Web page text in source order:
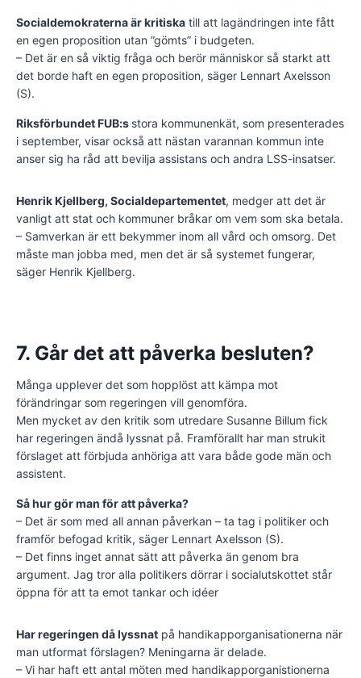
Socialdemokraterna är kritiska till att lagändringen inte fått
en egen proposition utan ”gömts” i budgeten.
– Det är en så viktig fråga och berör människor så starkt att
det borde haft en egen proposition, säger Lennart Axelsson
(S).
Riksförbundet FUB:s stora kommunenkät, som presenterades
i september, visar också att nästan varannan kommun inte
anser sig ha råd att bevilja assistans och andra LSS-insatser.
Henrik Kjellberg, Socialdepartementet, medger att det är
vanligt att stat och kommuner bråkar om vem som ska betala.
– Samverkan är ett bekymmer inom all vård och omsorg. Det
måste man jobba med, men det är så systemet fungerar,
säger Henrik Kjellberg.
7. Går det att påverka besluten?
Många upplever det som hopplöst att kämpa mot
förändringar som regeringen vill genomföra.
Men mycket av den kritik som utredare Susanne Billum fick
har regeringen ändå lyssnat på. Framförallt har man strukit
förslaget att förbjuda anhöriga att vara både gode män och
assistent.
Så hur gör man för att påverka?
– Det är som med all annan påverkan – ta tag i politiker och
framför befogad kritik, säger Lennart Axelsson (S).
– Det finns inget annat sätt att påverka än genom bra
argument. Jag tror alla politikers dörrar i socialutskottet står
öppna för att ta emot tankar och idéer
Har regeringen då lyssnat på handikapporganisationerna när
man utformat förslagen? Meningarna är delade.
– Vi har haft ett antal möten med handikapporganistionerna